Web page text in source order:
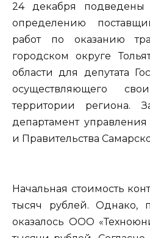
24 декабря подведены
определению
работ по оказанию
городском округе
области для депутата
осуществляющего
территории региона.
департамент
и Правительства
Начальная стоимость
тысяч рублей. Однако,
оказалось ООО